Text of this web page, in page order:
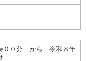
００分 から 令和８年